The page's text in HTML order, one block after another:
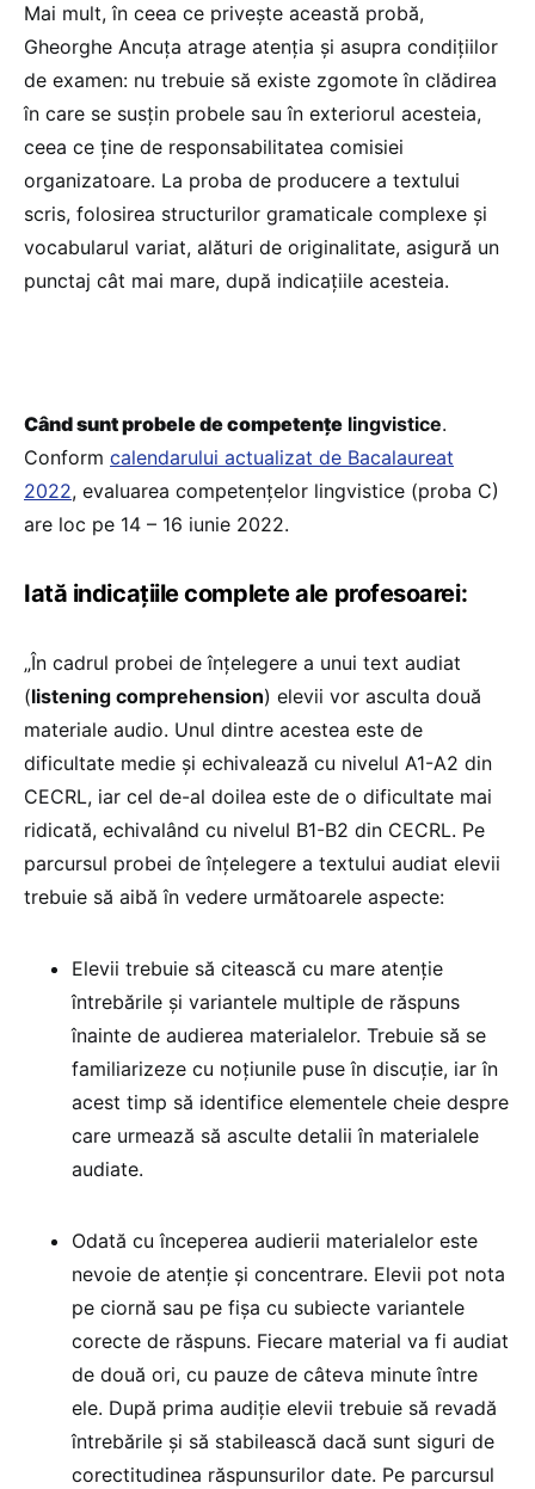
Mai mult, în ceea ce privește această probă,
Gheorghe Ancuța atrage atenția și asupra condițiilor
de examen: nu trebuie să existe zgomote în clădirea
în care se susțin probele sau în exteriorul acesteia,
ceea ce ține de responsabilitatea comisiei
organizatoare. La proba de producere a textului
scris, folosirea structurilor gramaticale complexe și
vocabularul variat, alături de originalitate, asigură un
punctaj cât mai mare, după indicațiile acesteia.
Când sunt probele de competențe lingvistice.
Conform calendarului actualizat de Bacalaureat
2022, evaluarea competențelor lingvistice (proba C)
are loc pe 14 – 16 iunie 2022.
Iată indicațiile complete ale profesoarei:
„În cadrul probei de înțelegere a unui text audiat
(listening comprehension) elevii vor asculta două
materiale audio. Unul dintre acestea este de
dificultate medie și echivalează cu nivelul A1-A2 din
CECRL, iar cel de-al doilea este de o dificultate mai
ridicată, echivalând cu nivelul B1-B2 din CECRL. Pe
parcursul probei de înțelegere a textului audiat elevii
trebuie să aibă în vedere următoarele aspecte:
Elevii trebuie să citească cu mare atenție
întrebările și variantele multiple de răspuns
înainte de audierea materialelor. Trebuie să se
familiarizeze cu noțiunile puse în discuție, iar în
acest timp să identifice elementele cheie despre
care urmează să asculte detalii în materialele
audiate.
Odată cu începerea audierii materialelor este
nevoie de atenție și concentrare. Elevii pot nota
pe ciornă sau pe fișa cu subiecte variantele
corecte de răspuns. Fiecare material va fi audiat
de două ori, cu pauze de câteva minute între
ele. După prima audiție elevii trebuie să revadă
întrebările și să stabilească dacă sunt siguri de
corectitudinea răspunsurilor date. Pe parcursul